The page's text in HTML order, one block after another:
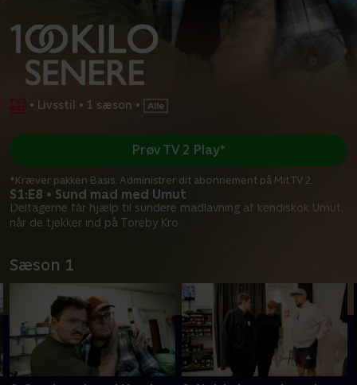
• Livsstil • 1 sæson •
S1:E8 • Sund mad med Umut
Deltagerne får hjælp til sundere madlavning af kendiskok Umut,
når de tjekker ind på Toreby Kro.
Prøv TV 2 Play*
*Kræver pakken Basis. Administrer dit abonnement på Mit TV 2.
Sæson 1